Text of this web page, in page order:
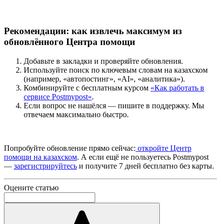
Рекомендации: как извлечь максимум из
обновлённого Центра помощи
Добавьте в закладки и проверяйте обновления.
Используйте поиск по ключевым словам на казахском
(например, «автопостинг», «AI», «аналитика»).
Комбинируйте с бесплатным курсом «Как работать в
сервисе Postmypost».
Если вопрос не нашёлся — пишите в поддержку. Мы
отвечаем максимально быстро.
Попробуйте обновление прямо сейчас: откройте Центр
помощи на казахском. А если ещё не пользуетесь Postmypost
— зарегистрируйтесь и получите 7 дней бесплатно без карты.
Оцените статью